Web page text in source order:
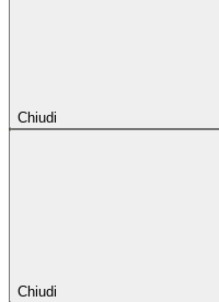
Chiudi
Chiudi